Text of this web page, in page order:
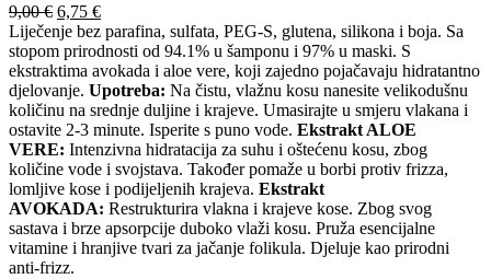
9,00€ Izvorna
cijena
bila
je:
9,00 €.
6,75 €Trenutna
cijena
je:
6,75 €.
Liječenje bez parafina, sulfata, PEG-S, glutena, silikona i boja. Sa
stopom prirodnosti od 94.1% u šamponu i 97% u maski. S
ekstraktima avokada i aloe vere, koji zajedno pojačavaju hidratantno
djelovanje. Upotreba: Na čistu, vlažnu kosu nanesite velikodušnu
količinu na srednje duljine i krajeve. Umasirajte u smjeru vlakana i
ostavite 2-3 minute. Isperite s puno vode. Ekstrakt ALOE
VERE: Intenzivna hidratacija za suhu i oštećenu kosu, zbog
količine vode i svojstava. Također pomaže u borbi protiv frizza,
lomljive kose i podijeljenih krajeva. Ekstrakt
AVOKADA: Restrukturira vlakna i krajeve kose. Zbog svog
sastava i brze apsorpcije duboko vlaži kosu. Pruža esencijalne
vitamine i hranjive tvari za jačanje folikula. Djeluje kao prirodni
anti-frizz.